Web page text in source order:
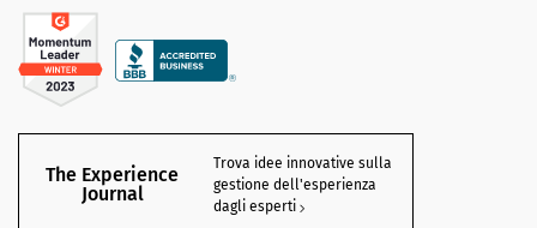
The Experience
Journal
Trova idee innovative sulla
gestione dell'esperienza
dagli esperti